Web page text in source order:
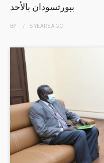
ببورتسودان بالأحد
BY 5 YEARSAGO